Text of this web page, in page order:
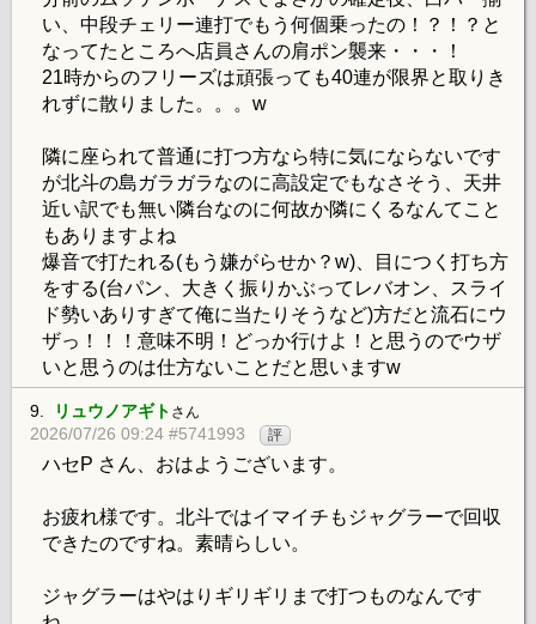
い、中段チェリー連打でもう何個乗ったの！？！？と
なってたところへ店員さんの肩ポン襲来・・・！
21時からのフリーズは頑張っても40連が限界と取りき
れずに散りました。。。w
隣に座られて普通に打つ方なら特に気にならないです
が北斗の島ガラガラなのに高設定でもなさそう、天井
近い訳でも無い隣台なのに何故か隣にくるなんてこと
もありますよね
爆音で打たれる(もう嫌がらせか？w)、目につく打ち方
をする(台パン、大きく振りかぶってレバオン、スライ
ド勢いありすぎて俺に当たりそうなど)方だと流石にウ
ザっ！！！意味不明！どっか行けよ！と思うのでウザ
いと思うのは仕方ないことだと思いますw
9. リュウノアギト さん
2026/07/26 09:24 #5741993 評
ハセP さん、おはようございます。
お疲れ様です。北斗ではイマイチもジャグラーで回収
できたのですね。素晴らしい。
ジャグラーはやはりギリギリまで打つものなんです